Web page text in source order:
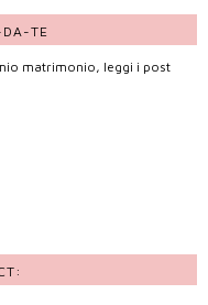
DA-TE
matrimonio, leggi i post